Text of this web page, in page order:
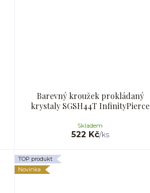
Barevný kroužek prokládaný
krystaly SGSH44T InfinityPierce
522 Kč/ks
Skladem
TOP produkt
Novinka